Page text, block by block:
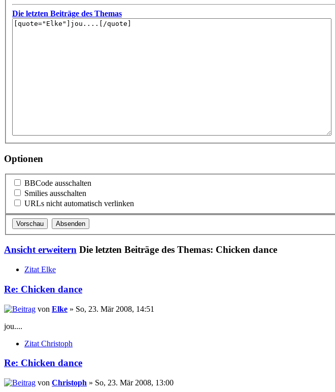
Die letzten Beiträge des Themas
Optionen
BBCode ausschalten
Smilies ausschalten
URLs nicht automatisch verlinken
Ansicht erweitern Die letzten Beiträge des Themas: Chicken dance
Zitat Elke
Re: Chicken dance
von Elke » So, 23. Mär 2008, 14:51
jou....
Zitat Christoph
Re: Chicken dance
von Christoph » So, 23. Mär 2008, 13:00